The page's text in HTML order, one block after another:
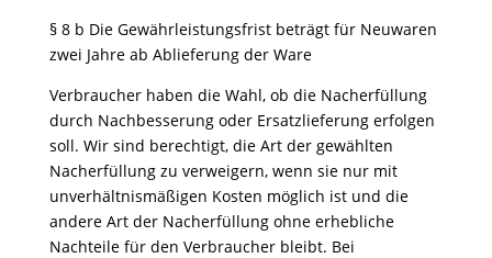
§ 8 b Die Gewährleistungsfrist beträgt für Neuwaren
zwei Jahre ab Ablieferung der Ware
Verbraucher haben die Wahl, ob die Nacherfüllung
durch Nachbesserung oder Ersatzlieferung erfolgen
soll. Wir sind berechtigt, die Art der gewählten
Nacherfüllung zu verweigern, wenn sie nur mit
unverhältnismäßigen Kosten möglich ist und die
andere Art der Nacherfüllung ohne erhebliche
Nachteile für den Verbraucher bleibt. Bei